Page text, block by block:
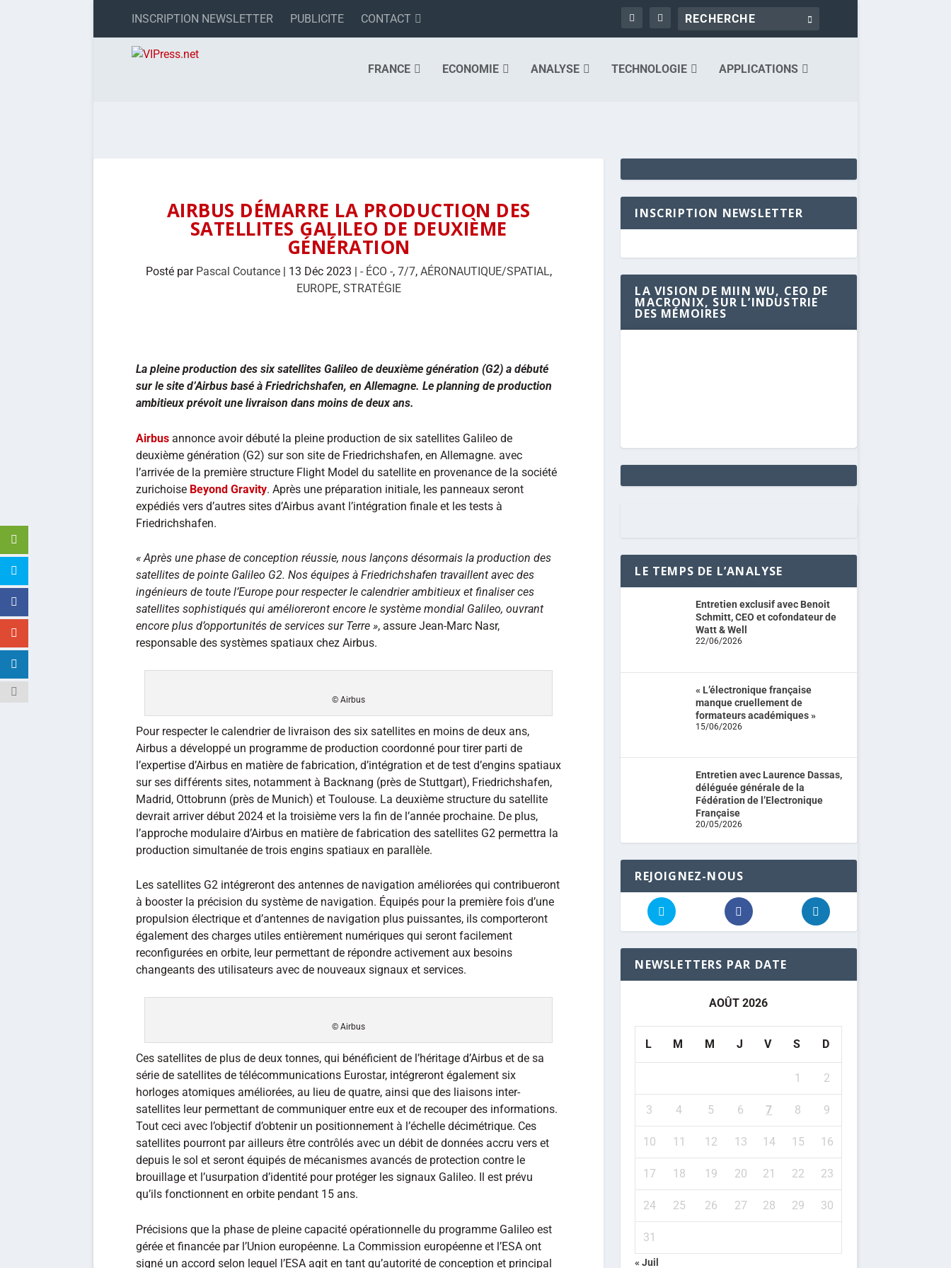
INSCRIPTION NEWSLETTER PUBLICITE CONTACT
FRANCE ECONOMIE ANALYSE TECHNOLOGIE APPLICATIONS
AIRBUS DÉMARRE LA PRODUCTION DES
SATELLITES GALILEO DE DEUXIÈME
GÉNÉRATION
Posté par Pascal Coutance| 13 Déc 2023 | - ÉCO -, 7/7, AÉRONAUTIQUE/SPATIAL,
EUROPE, STRATÉGIE
La pleine production des six satellites Galileo de deuxième génération (G2) a débuté
sur le site d’Airbus basé à Friedrichshafen, en Allemagne. Le planning de production
ambitieux prévoit une livraison dans moins de deux ans.
Airbus annonce avoir débuté la pleine production de six satellites Galileo de
deuxième génération (G2) sur son site de Friedrichshafen, en Allemagne. avec
l’arrivée de la première structure Flight Model du satellite en provenance de la société
zurichoise Beyond Gravity. Après une préparation initiale, les panneaux seront
expédiés vers d’autres sites d’Airbus avant l’intégration finale et les tests à
Friedrichshafen.
« Après une phase de conception réussie, nous lançons désormais la production des
satellites de pointe Galileo G2. Nos équipes à Friedrichshafen travaillent avec des
ingénieurs de toute l’Europe pour respecter le calendrier ambitieux et finaliser ces
satellites sophistiqués qui amélioreront encore le système mondial Galileo, ouvrant
encore plus d’opportunités de services sur Terre », assure Jean-Marc Nasr,
responsable des systèmes spatiaux chez Airbus.
© Airbus
Pour respecter le calendrier de livraison des six satellites en moins de deux ans,
Airbus a développé un programme de production coordonné pour tirer parti de
l’expertise d’Airbus en matière de fabrication, d’intégration et de test d’engins spatiaux
sur ses différents sites, notamment à Backnang (près de Stuttgart), Friedrichshafen,
Madrid, Ottobrunn (près de Munich) et Toulouse. La deuxième structure du satellite
devrait arriver début 2024 et la troisième vers la fin de l’année prochaine. De plus,
l’approche modulaire d’Airbus en matière de fabrication des satellites G2 permettra la
production simultanée de trois engins spatiaux en parallèle.
Les satellites G2 intégreront des antennes de navigation améliorées qui contribueront
à booster la précision du système de navigation. Équipés pour la première fois d’une
propulsion électrique et d’antennes de navigation plus puissantes, ils comporteront
également des charges utiles entièrement numériques qui seront facilement
reconfigurées en orbite, leur permettant de répondre activement aux besoins
changeants des utilisateurs avec de nouveaux signaux et services.
© Airbus
Ces satellites de plus de deux tonnes, qui bénéficient de l’héritage d’Airbus et de sa
série de satellites de télécommunications Eurostar, intégreront également six
horloges atomiques améliorées, au lieu de quatre, ainsi que des liaisons inter-
satellites leur permettant de communiquer entre eux et de recouper des informations.
Tout ceci avec l’objectif d’obtenir un positionnement à l’échelle décimétrique. Ces
satellites pourront par ailleurs être contrôlés avec un débit de données accru vers et
depuis le sol et seront équipés de mécanismes avancés de protection contre le
brouillage et l’usurpation d’identité pour protéger les signaux Galileo. Il est prévu
qu’ils fonctionnent en orbite pendant 15 ans.
Précisions que la phase de pleine capacité opérationnelle du programme Galileo est
gérée et financée par l’Union européenne. La Commission européenne et l’ESA ont
signé un accord selon lequel l’ESA agit en tant qu’autorité de conception et principal
INSCRIPTION NEWSLETTER
LA VISION DE MIIN WU, CEO DE
MACRONIX, SUR L’INDUSTRIE
DES MÉMOIRES
LE TEMPS DE L’ANALYSE
Entretien exclusif avec Benoit
Schmitt, CEO et cofondateur de
Watt & Well
22/06/2026
« L’électronique française
manque cruellement de
formateurs académiques »
15/06/2026
Entretien avec Laurence Dassas,
déléguée générale de la
Fédération de l’Electronique
Française
20/05/2026
REJOIGNEZ-NOUS
NEWSLETTERS PAR DATE
AOÛT 2026
L M M J V S D
1 2
3 4 5 6 7 8 9
10 11 12 13 14 15 16
17 18 19 20 21 22 23
24 25 26 27 28 29 30
31
« Juil